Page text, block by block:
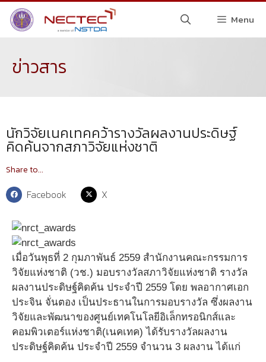
Menu
ข่าวสาร
นักวิจัยเนคเทคคว้ารางวัลผลงานประดิษฐ์
คิดค้นจากสภาวิจัยแห่งชาติ
Share to...
Facebook X
เมื่อวันพุธที่ 2 กุมภาพันธ์ 2559 สำนักงานคณะกรรมการ
วิจัยแห่งชาติ (วช.) มอบรางวัลสภาวิจัยแห่งชาติ รางวัล
ผลงานประดิษฐ์คิดค้น ประจำปี 2559 โดย พลอากาศเอก
ประจิน จั่นตอง เป็นประธานในการมอบรางวัล ซึ่งผลงาน
วิจัยและพัฒนาของศูนย์เทคโนโลยีอิเล็กทรอนิกส์และ
คอมพิวเตอร์แห่งชาติ(เนคเทค) ได้รับรางวัลผลงาน
ประดิษฐ์คิดค้น ประจำปี 2559 จำนวน 3 ผลงาน ได้แก่